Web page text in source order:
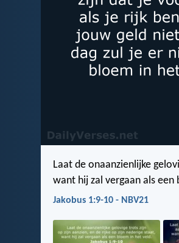
Laat de onaanzienlijke
want hij zal vergaan als een
Jakobus 1:9-10 - NBV21